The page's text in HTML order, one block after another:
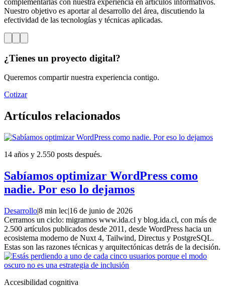
Nuestro objetivo es aportar al desarrollo del área, discutiendo la
efectividad de las tecnologías y técnicas aplicadas.
¿Tienes un proyecto digital?
Queremos compartir nuestra experiencia contigo.
Cotizar
Artículos relacionados
14 años y 2.550 posts después.
Sabíamos optimizar WordPress como
nadie. Por eso lo dejamos
Desarrollo|8 min lec|16 de junio de 2026
Cerramos un ciclo: migramos www.ida.cl y blog.ida.cl, con más de
2.500 artículos publicados desde 2011, desde WordPress hacia un
ecosistema moderno de Nuxt 4, Tailwind, Directus y PostgreSQL.
Estas son las razones técnicas y arquitectónicas detrás de la decisión.
Accesibilidad cognitiva